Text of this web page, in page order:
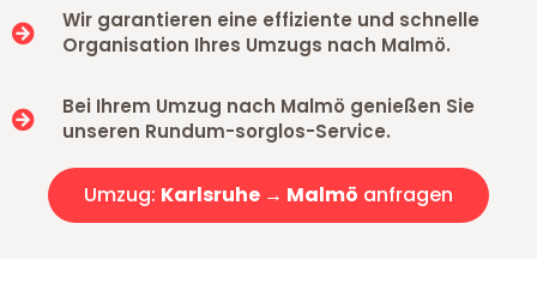
Wir garantieren eine effiziente und schnelle
Organisation Ihres Umzugs nach Malmö.
Bei Ihrem Umzug nach Malmö genießen Sie
unseren Rundum-sorglos-Service.
Umzug: Karlsruhe → Malmö anfragen